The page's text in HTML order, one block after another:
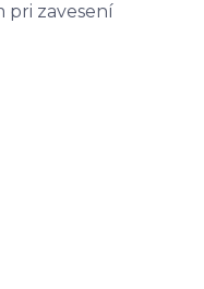
pri zavesení